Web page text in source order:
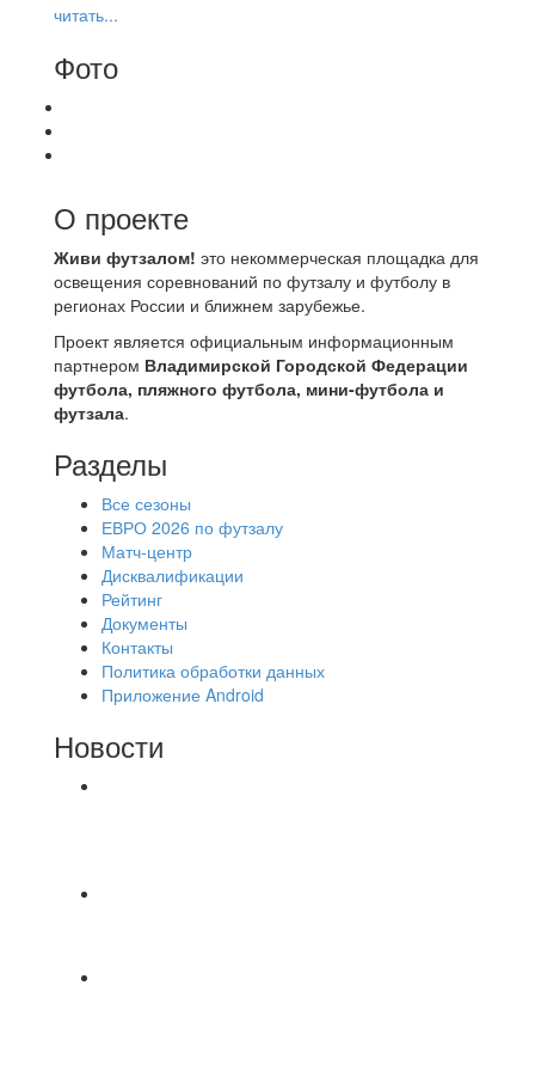
читать...
Фото
О проекте
Живи футзалом! это некоммерческая площадка для
освещения соревнований по футзалу и футболу в
регионах России и ближнем зарубежье.
Проект является официальным информационным
партнером Владимирской Городской Федерации
футбола, пляжного футбола, мини-футбола и
футзала.
Разделы
Все сезоны
ЕВРО 2026 по футзалу
Матч-центр
Дисквалификации
Рейтинг
Документы
Контакты
Политика обработки данных
Приложение Android
Новости